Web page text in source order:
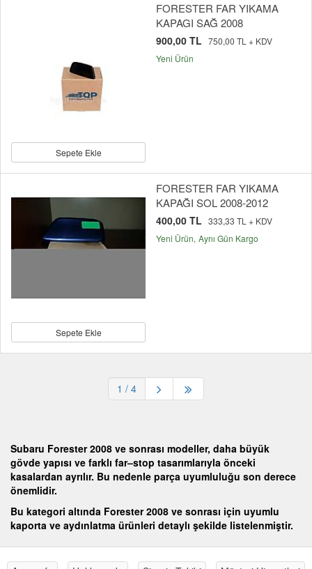
Sepete Ekle
FORESTER FAR YIKAMA
KAPAGI SAĞ 2008
900,00 TL 750,00 TL + KDV
Yeni Ürün
Sepete Ekle
FORESTER FAR YIKAMA
KAPAĞI SOL 2008-2012
400,00 TL 333,33 TL + KDV
Yeni Ürün Aynı Gün Kargo
1 / 4
Subaru Forester 2008 ve sonrası modeller, daha büyük
gövde yapısı ve farklı far–stop tasarımlarıyla önceki
kasalardan ayrılır. Bu nedenle parça uyumluluğu son derece
önemlidir.
Bu kategori altında Forester 2008 ve sonrası için uyumlu
kaporta ve aydınlatma ürünleri detaylı şekilde listelenmiştir.